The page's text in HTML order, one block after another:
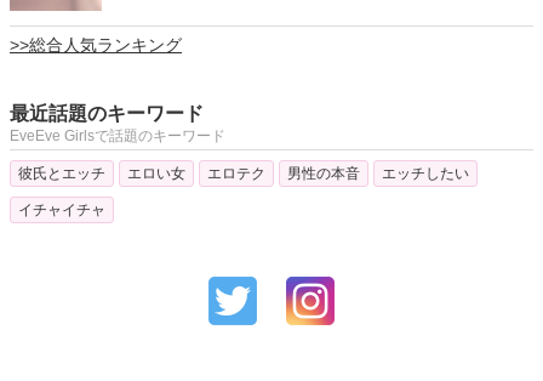
>>総合人気ランキング
最近話題のキーワード
EveEve Girlsで話題のキーワード
彼氏とエッチ エロい女 エロテク 男性の本音 エッチしたい
イチャイチャ